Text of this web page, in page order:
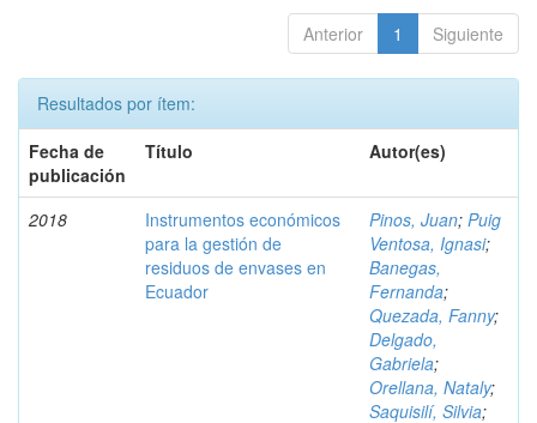
Anterior 1 Siguiente
Resultados por ítem:
Fecha de
publicación
Título Autor(es)
2018
Instrumentos económicos
para la gestión de
residuos de envases en
Ecuador
Pinos, Juan; Puig
Ventosa, Ignasi;
Banegas,
Fernanda;
Quezada, Fanny;
Delgado,
Gabriela;
Orellana, Nataly;
Saquisilí, Silvia;